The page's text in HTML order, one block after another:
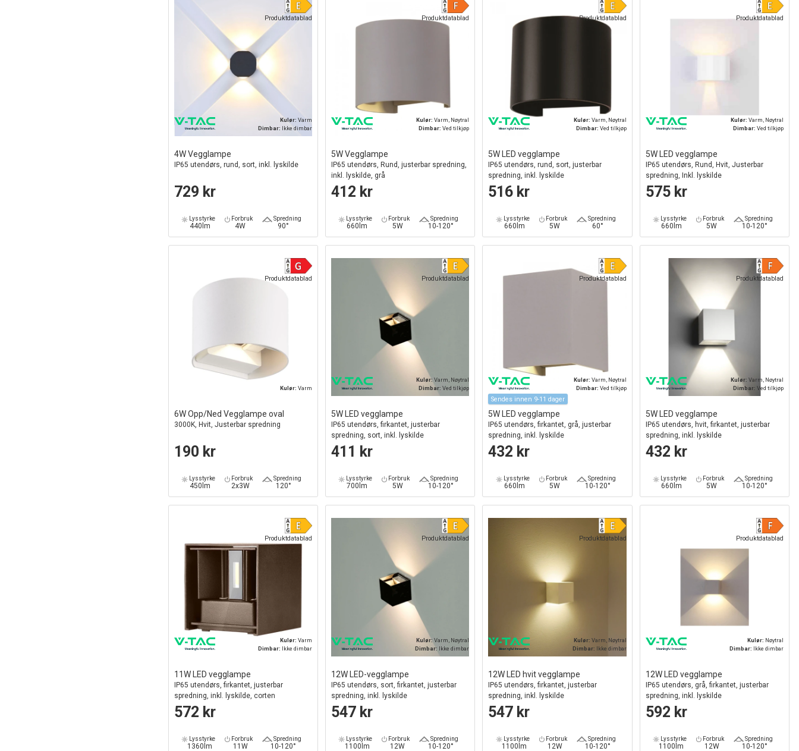
Produktdatablad
Kulør:Varm
Dimbar: Ikke dimbar
4W Vegglampe
IP65 utendørs, rund, sort, inkl. lyskilde
729 kr
Lysstyrke
440lm
Forbruk
4W
Spredning
90°
Produktdatablad
Kulør:Varm, Nøytral
Dimbar:Ved tilkjøp
5W Vegglampe
IP65 utendørs, Rund, justerbar spredning,
inkl. lyskilde, grå
412 kr
Lysstyrke
660lm
Forbruk
5W
Spredning
10-120°
Produktdatablad
Kulør: Varm, Nøytral
Dimbar: Ved tilkjøp
5W LED vegglampe
IP65 utendørs, rund, sort, justerbar
spredning, inkl. lyskilde
516 kr
Lysstyrke
660lm
Forbruk
5W
Spredning
60°
Produktdatablad
Kulør: Varm, Nøytral
Dimbar: Ved tilkjøp
5W LED vegglampe
IP65 utendørs, Rund, Hvit, Justerbar
spredning, Inkl. lyskilde
575 kr
Lysstyrke
660lm
Forbruk
5W
Spredning
10-120°
Produktdatablad
Kulør:Varm
6W Opp/Ned Vegglampe oval
3000K, Hvit, Justerbar spredning
190 kr
Lysstyrke
450lm
Forbruk
2x3W
Spredning
120°
Produktdatablad
Kulør:Varm, Nøytral
Dimbar:Ved tilkjøp
5W LED vegglampe
IP65 utendørs, firkantet, justerbar
spredning, sort, inkl. lyskilde
411 kr
Lysstyrke
700lm
Forbruk
5W
Spredning
10-120°
Produktdatablad
Kulør: Varm, Nøytral
Dimbar: Ved tilkjøp
Sendes innen 9-11 dager
5W LED vegglampe
IP65 utendørs, firkantet, grå, justerbar
spredning, inkl. lyskilde
432 kr
Lysstyrke
660lm
Forbruk
5W
Spredning
10-120°
Produktdatablad
Kulør: Varm, Nøytral
Dimbar: Ved tilkjøp
5W LED vegglampe
IP65 utendørs, hvit, firkantet, justerbar
spredning, inkl. lyskilde
432 kr
Lysstyrke
660lm
Forbruk
5W
Spredning
10-120°
Produktdatablad
Kulør:Varm
Dimbar: Ikke dimbar
11W LED vegglampe
IP65 utendørs, firkantet, justerbar
spredning, inkl. lyskilde, corten
572 kr
Lysstyrke
1360lm
Forbruk
11W
Spredning
10-120°
Produktdatablad
Kulør:Varm, Nøytral
Dimbar: Ikke dimbar
12W LED-vegglampe
IP65 utendørs, sort, firkantet, justerbar
spredning, inkl. lyskilde
547 kr
Lysstyrke
1100lm
Forbruk
12W
Spredning
10-120°
Produktdatablad
Kulør: Varm, Nøytral
Dimbar: Ikke dimbar
12W LED hvit vegglampe
IP65 utendørs, firkantet, justerbar
spredning, inkl. lyskilde
547 kr
Lysstyrke
1100lm
Forbruk
12W
Spredning
10-120°
Produktdatablad
Kulør: Nøytral
Dimbar: Ikke dimbar
12W LED vegglampe
IP65 utendørs, grå, firkantet, justerbar
spredning, inkl. lyskilde
592 kr
Lysstyrke
1100lm
Forbruk
12W
Spredning
10-120°